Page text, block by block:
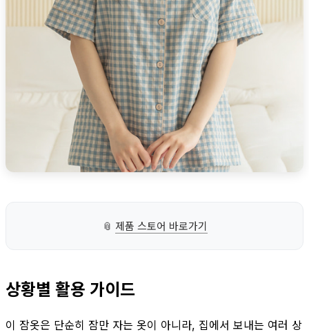
📎 제품 스토어 바로가기
상황별 활용 가이드
이 잠옷은 단순히 잠만 자는 옷이 아니라, 집에서 보내는 여러 상